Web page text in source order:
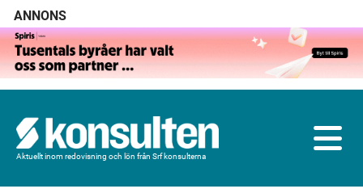
ANNONS
Aktuellt inom redovisning och lön från Srf konsulterna